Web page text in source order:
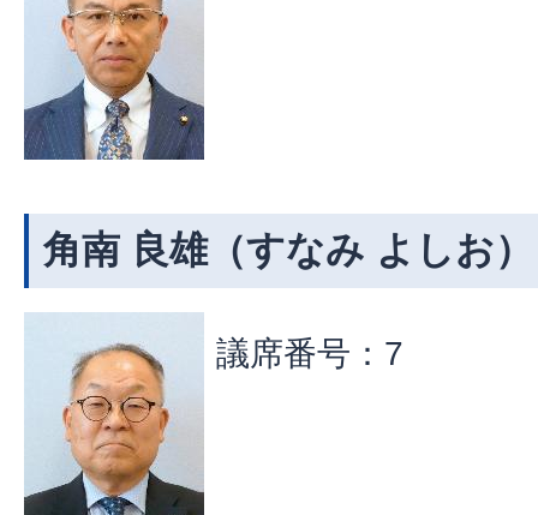
角南 良雄（すなみ よしお）
議席番号：7